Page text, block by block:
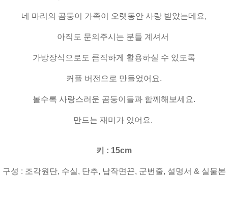
네 마리의 곰둥이 가족이 오랫동안 사랑 받았는데요,
아직도 문의주시는 분들 계셔서
가방장식으로도 큼직하게 활용하실 수 있도록
커플 버전으로 만들었어요.
볼수록 사랑스러운 곰둥이들과 함께해보세요.
만드는 재미가 있어요.
키 : 15cm
구성 : 조각원단, 수실, 단추, 납작면끈, 군번줄, 설명서 & 실물본